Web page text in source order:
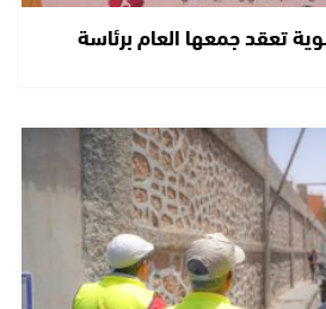
تعقد جمعها العام برئاسة